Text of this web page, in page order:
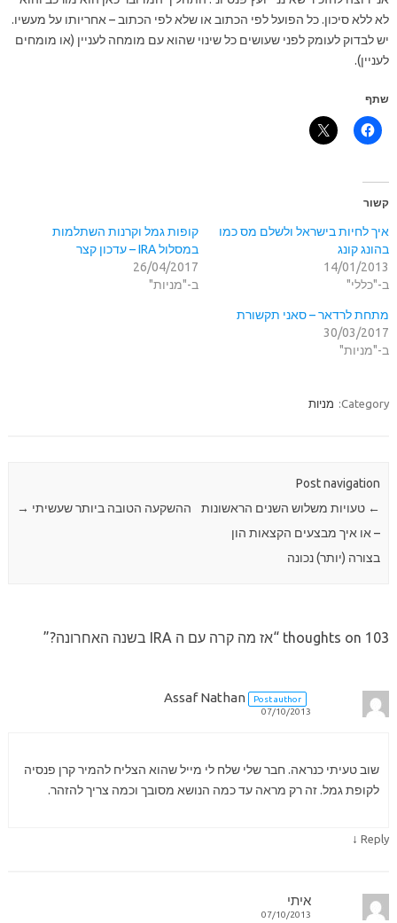
לא ללא סיכון. כל הפועל לפי הכתוב או שלא לפי הכתוב – אחריותו על מעשיו.
יש לבדוק לעומק לפני שעושים כל שינוי שהוא עם מומחה לעניין (או מומחים
לעניין).
שתף
קשור
איך לחיות בישראל ולשלם מס כמו
בהונג קונג
14/01/2013
ב-"כללי"
קופות גמל וקרנות השתלמות
במסלול IRA – עדכון קצר
26/04/2017
ב-"מניות"
מתחת לרדאר – סאני תקשורת
30/03/2017
ב-"מניות"
Category: מניות
Post navigation
←טעויות משלוש השנים הראשונות
– או איך מבצעים הקצאות הון
בצורה (יותר) נכונה
ההשקעה הטובה ביותר שעשיתי →
103 thoughts on “ אז מה קרה עם ה IRA בשנה האחרונה? ”
Assaf Nathan
Post author
07/10/2013
שוב טעיתי כנראה. חבר שלי שלח לי מייל שהוא הצליח להמיר קרן פנסיה
לקופת גמל. זה רק מראה עד כמה הנושא מסובך וכמה צריך להזהר.
Reply
↓
איתי
07/10/2013